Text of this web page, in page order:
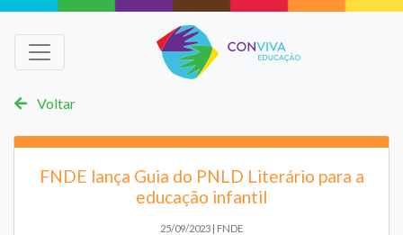
Voltar
FNDE lança Guia do PNLD Literário para a
educação infantil
25/09/2023 | FNDE